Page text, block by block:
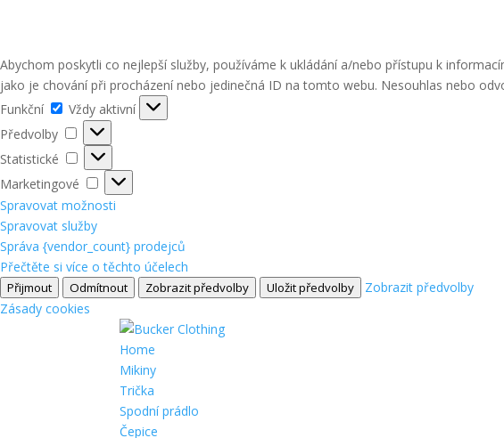
Abychom poskytli co nejlepší služby, používáme k ukládání a/nebo přístupu k
jako je chování při procházení nebo jedinečná ID na tomto webu. Nesouhlas nebo
Funkční
Funkční
Vždy aktivní
Předvolby
Předvolby
Statistické
Statistické
Marketingové
Marketingové
Spravovat možnosti
Spravovat služby
Správa {vendor_count} prodejců
Přečtěte si více o těchto účelech
Přijmout Odmítnout Zobrazit předvolby Uložit předvolby
Zobrazit předvolby
Zásady cookies
Home
Mikiny
Trička
Spodní prádlo
Čepice